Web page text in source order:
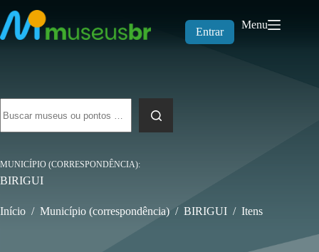
para
o
conteúdo
Entrar
Menu
resultados
MUNICÍPIO (CORRESPONDÊNCIA)
BIRIGUI
Início / Município (correspondência) / BIRIGUI / Itens